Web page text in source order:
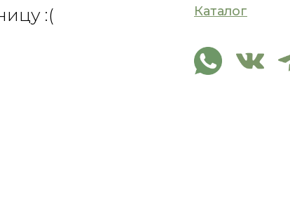
:(
Каталог